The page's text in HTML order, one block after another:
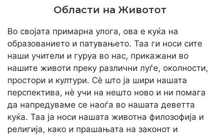
Области на Животот
Во својата примарна улога, ова е куќа на
образованието и патувањето. Таа ги носи сите
наши учители и гуруа во нас, прикажани во
нашите животи преку различни луѓе, околности,
простори и култури. Сè што ја шири нашата
перспектива, нè учи на нешто ново и ни помага
да напредуваме се наоѓа во нашата деветта
куќа. Таа ја носи нашата животна филозофија и
религија, како и прашањата на законот и